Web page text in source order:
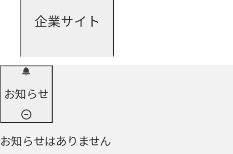
企業サイト
お知らせ
お知らせはありません